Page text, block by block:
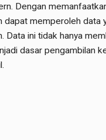
Dengan
dapat memperoleh data
Data ini tidak hanya
dasar pengambilan